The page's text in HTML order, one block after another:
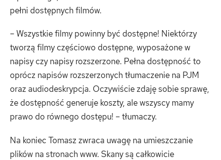
pełni dostępnych filmów.
– Wszystkie filmy powinny być dostępne! Niektórzy
tworzą filmy częściowo dostępne, wyposażone w
napisy czy napisy rozszerzone. Pełna dostępność to
oprócz napisów rozszerzonych tłumaczenie na PJM
oraz audiodeskrypcja. Oczywiście zdaję sobie sprawę,
że dostępność generuje koszty, ale wszyscy mamy
prawo do równego dostępu! – tłumaczy.
Na koniec Tomasz zwraca uwagę na umieszczanie
plików na stronach www. Skany są całkowicie